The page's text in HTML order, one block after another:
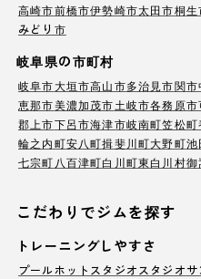
高崎市前橋市伊勢崎市太田市桐生
みどり市
岐阜県の市町村
岐阜市大垣市高山市多治見市関市
恵那市美濃加茂市土岐市各務原市
郡上市下呂市海津市岐南町笠松町
輪之内町安八町揖斐川町大野町池
七宗町 八百津町白川町東白川村御
こだわりでジムを探す
トレーニングしやすさ
プールホットスタジオ スタジオ